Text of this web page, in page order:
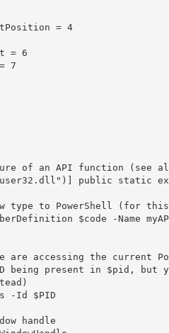
of an API function (see
public static
type to PowerShell (for
$code -Name
are accessing the current
present in $pid, but
-Id $PID
handle